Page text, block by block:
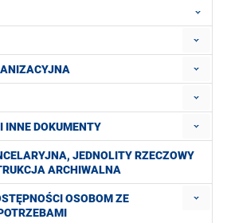
INNE DOKUMENTY
JEDNOLITY RZECZOWY
ARCHIWALNA
OSOBOM ZE